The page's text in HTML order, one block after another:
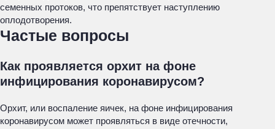
семенных протоков, что препятствует наступлению
оплодотворения.
Частые вопросы
Как проявляется орхит на фоне
инфицирования коронавирусом?
Орхит, или воспаление яичек, на фоне инфицирования
коронавирусом может проявляться в виде отечности,